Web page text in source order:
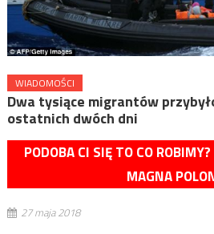
WIADOMOŚCI
Dwa tysiące migrantów
ostatnich dwóch dni
PODOBA CI SIĘ TO CO
MAGNA
27 maja 2018